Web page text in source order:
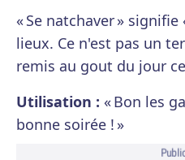
« Se natchaver »
lieux. Ce n'est pas un
remis au gout du jour
Utilisation : « Bon les
bonne soirée ! »